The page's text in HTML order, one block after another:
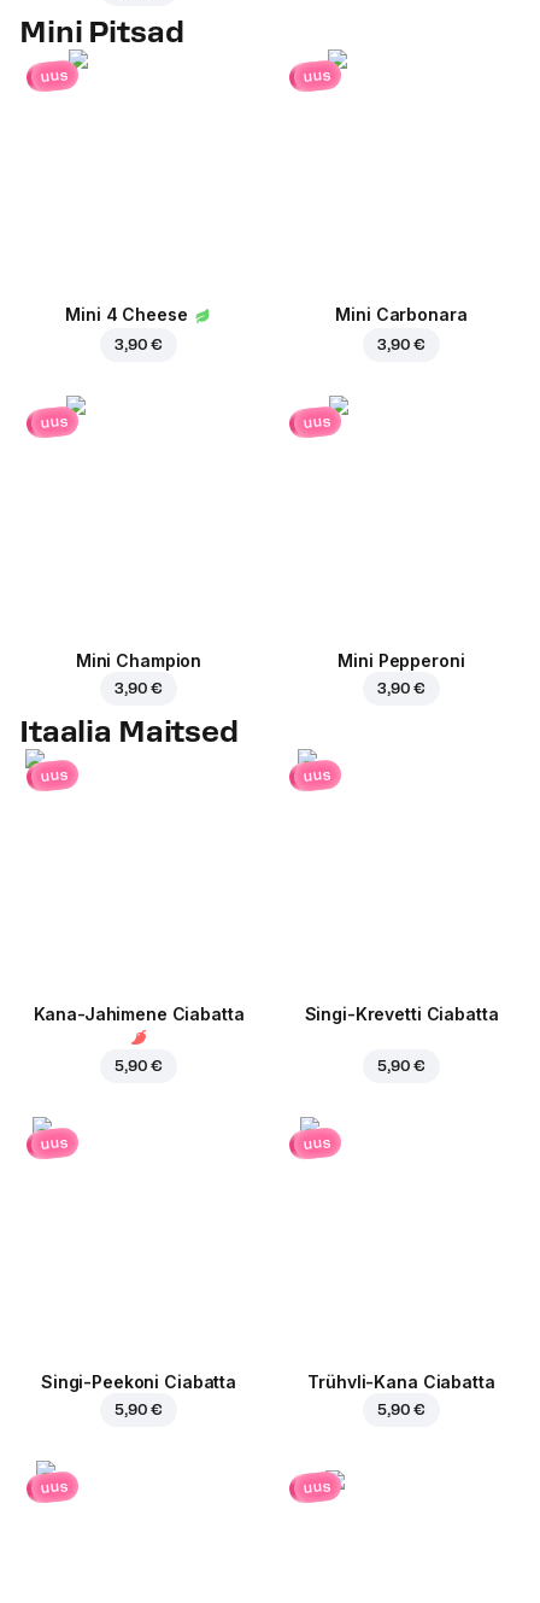
Mini Pitsad
uus
Mini 4 Cheese
3,90 €
uus
Mini Carbonara
3,90 €
uus
Mini Champion
3,90 €
uus
Mini Pepperoni
3,90 €
Itaalia Maitsed
uus
Kana-Jahimene Ciabatta
5,90 €
uus
Singi-Krevetti Ciabatta
5,90 €
uus
Singi-Peekoni Ciabatta
5,90 €
uus
Trühvli-Kana Ciabatta
5,90 €
uus uus